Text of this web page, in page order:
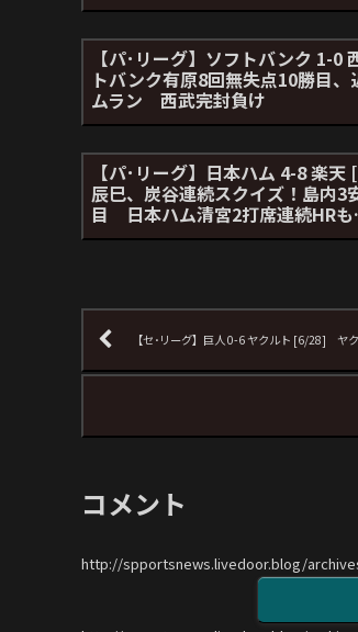
【パ･リーグ】ソフトバンク 1-
トバンク有原8回無失点10勝目、
ムラン 西武完封負け
【パ･リーグ】日本ハム 4-8 楽
辰巳、炭谷連続スクイズ！島内3
目 日本ハム清宮2打席連続HR
【セ･リーグ】巨人 0-6 ヤクルト [6/28]
コメント
http://spportsnews.livedoor.blog/